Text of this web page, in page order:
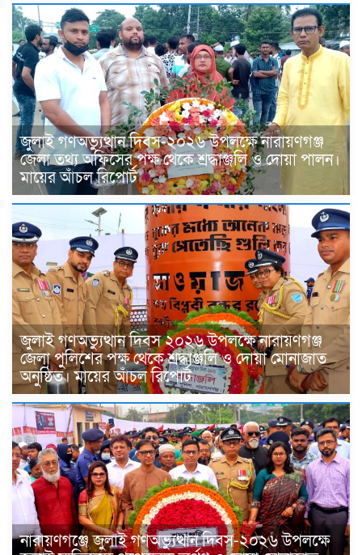
জুলাই গণঅভ্যুত্থান দিবস-২০২৬ উপলক্ষে নারায়ণগঞ্জ
জেলা তথ্য অফিসের পক্ষ থেকে শ্রদ্ধাঞ্জলি ও দোয়া পালন।
মায়ের আঁচল রিপোর্ট
জুলাই গণঅভ্যুত্থান দিবস ২০২৬ উপলক্ষে নারায়ণগঞ্জ
জেলা পুলিশের পক্ষ থেকে শ্রদ্ধাঞ্জলি ও দোয়া মোনাজাত
অনুষ্ঠিত। মায়ের আঁচল রিপোর্ট
নারায়ণগঞ্জে জুলাই গণঅভ্যুত্থান দিবস-২০২৬ উপলক্ষে